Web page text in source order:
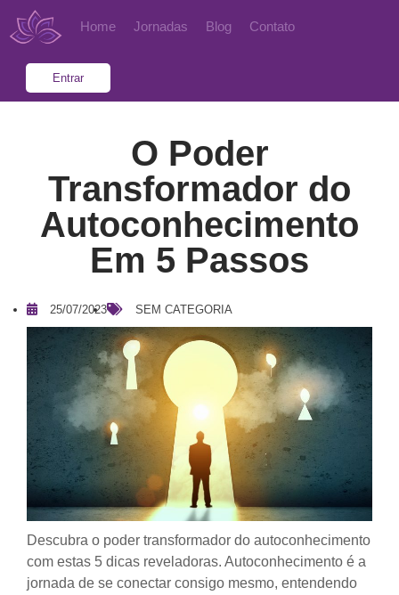
Home Jornadas Blog Contato
Entrar
O Poder
Transformador do
Autoconhecimento
Em 5 Passos
25/07/2023 SEM CATEGORIA
Descubra o poder transformador do autoconhecimento
com estas 5 dicas reveladoras. Autoconhecimento é a
jornada de se conectar consigo mesmo, entendendo